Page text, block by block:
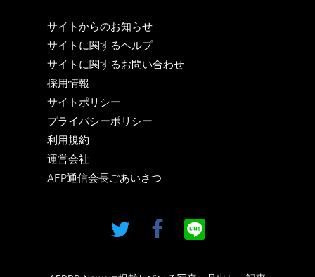
サイトからのお知らせ
サイトに関するヘルプ
サイトに関するお問い合わせ
採用情報
サイトポリシー
プライバシーポリシー
利用規約
運営会社
AFP通信会長ごあいさつ